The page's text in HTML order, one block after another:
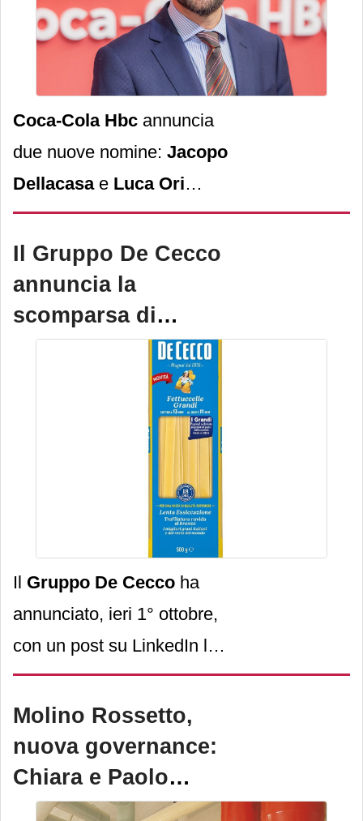
Coca-Cola Hbc annuncia
due nuove nomine: Jacopo
Dellacasae Luca Ori
assumono ruoli chiave per
guidare la crescita
dell’azienda sul mercato
italiano.
Il Gruppo De Cecco
annuncia la
scomparsa di
Giuseppe Adolfo De
Il Gruppo De Cecco ha
annunciato, ieri 1° ottobre,
con un post su LinkedIn la
scomparsa diGiuseppe
Adolfo De Cecco,
amministratore e presidente
della società Molino e
Pastificio De Cecco.
Molino Rossetto,
nuova governance:
Chiara e Paolo
Rossetto guidano le